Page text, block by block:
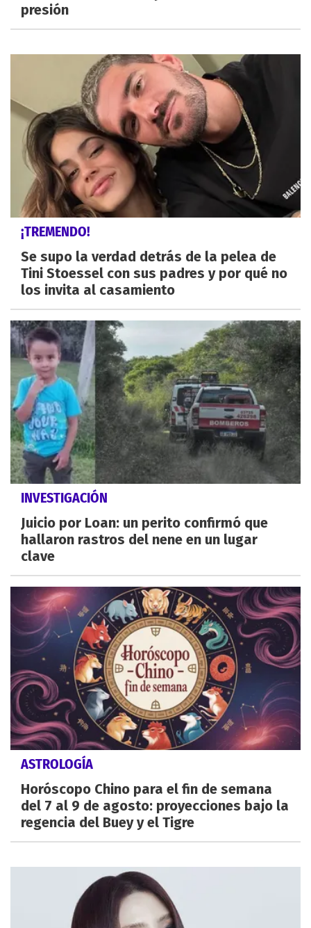
presión
¡TREMENDO!
Se supo la verdad detrás de la pelea de
Tini Stoessel con sus padres y por qué no
los invita al casamiento
INVESTIGACIÓN
Juicio por Loan: un perito confirmó que
hallaron rastros del nene en un lugar
clave
ASTROLOGÍA
Horóscopo Chino para el fin de semana
del 7 al 9 de agosto: proyecciones bajo la
regencia del Buey y el Tigre